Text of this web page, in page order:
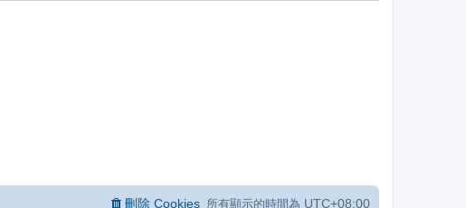
所有顯示的時間為 UTC+08:00
刪除 Cookies